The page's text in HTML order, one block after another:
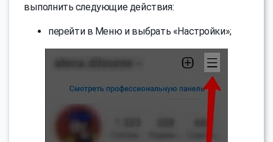
выполнить следующие действия:
перейти в Меню и выбрать «Настройки»;